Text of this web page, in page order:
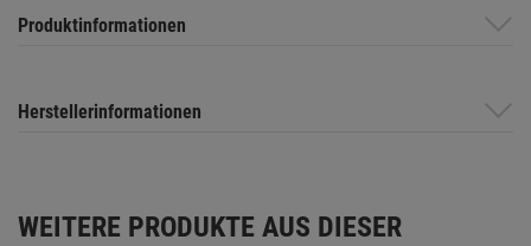
Produktinformationen
Herstellerinformationen
WEITERE PRODUKTE AUS DIESER